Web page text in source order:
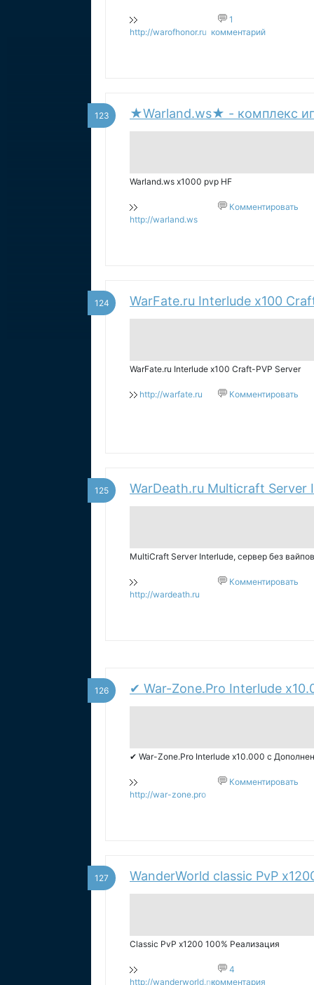
http://warofhonor.ru
1
комментарий
123 ★Warland.ws★ - комплекс
Warland.ws x1000 pvp HF
http://warland.ws
Комментировать
124 WarFate.ru Interlude x100
WarFate.ru Interlude x100 Craft-PVP Server
http://warfate.ru Комментировать
125 WarDeath.ru Multicraft Server
MultiCraft Server Interlude, сервер без
http://wardeath.ru
Комментировать
126 ✔ War-Zone.Pro Interlude
✔ War-Zone.Pro Interlude x10.000 c
http://war-zone.pro
Комментировать
127 WanderWorld classic PvP
Classic PvP x1200 100% Реализация
http://wanderworld.net.ua
4
комментария